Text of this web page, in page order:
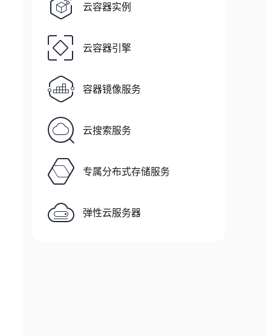
云容器实例
云容器引擎
容器镜像服务
云搜索服务
专属分布式存储服务
弹性云服务器